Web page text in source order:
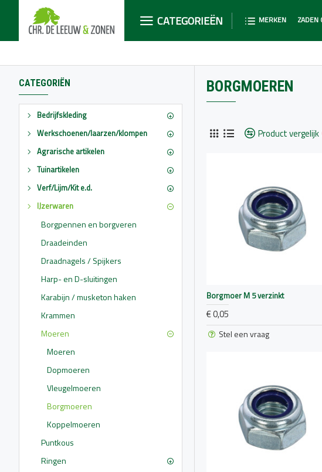
CATEGORIEËN MERKEN ZADEN
CATEGORIËN
Bedrijfskleding
Werkschoenen/laarzen/klompen
Agrarische artikelen
Tuinartikelen
Verf/Lijm/Kit e.d.
IJzerwaren
Borgpennen en borgveren
Draadeinden
Draadnagels / Spijkers
Harp- en D-sluitingen
Karabijn / musketon haken
Krammen
Moeren
Moeren
Dopmoeren
Vleugelmoeren
Borgmoeren
Koppelmoeren
Puntkous
Ringen
BORGMOEREN
Product vergelijk
Borgmoer M 5 verzinkt
€ 0,05
Stel een vraag